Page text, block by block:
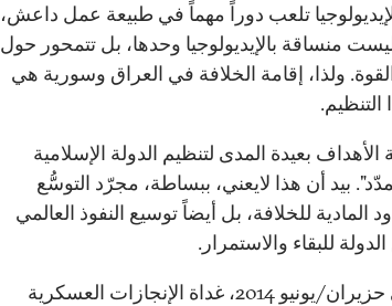
تلعب دوراً مهماً في طبيعة عمل داعش،
ليست منساقة بالإيديولوجيا وحدها، بل تتمحور حول
ولذا، إقامة الخلافة في العراق وسورية هي
التنظيم.
بعيدة المدى لتنظيم الدولة الإسلامية
بيد أن هذا لايعني، ببساطة، مجرّد التوسُّع
المادية للخلافة، بل أيضاً توسيع النفوذ العالمي
للبقاء والاستمرار.
إن إعلان إقامة الخلافة في حزيران/يونيو 2014، غداة الإنجازات العسكرية